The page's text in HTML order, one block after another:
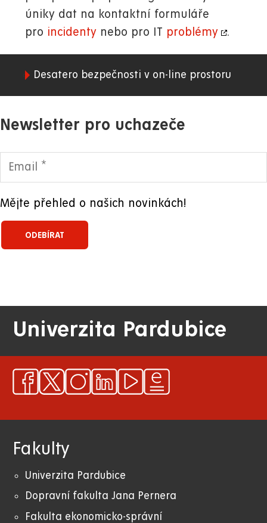
úniky dat na kontaktní formuláře
pro incidenty nebo pro IT problémy .
01.
WWW
Desatero bezpečnosti v on-line prostoru
Newsletter pro uchazeče
Mějte přehled o našich novinkách!
Univerzita Pardubice
Fakulty
Univerzita Pardubice
Dopravní fakulta Jana Pernera
Fakulta ekonomicko-správní